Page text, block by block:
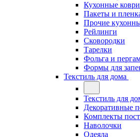
Кухонные
Пакеты и
Прочие
Рейлинги
Сковородки
Тарелки
Фольга и
Формы для
Текстиль для дома
Текстиль для
Декоративные
Комплекты
Наволочки
Одеяла